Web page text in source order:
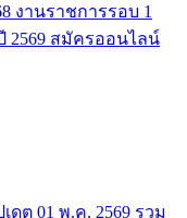
งานราชการรอบ 1
2569 สมัครออนไลน์
ต 01 พ.ค. 2569 รวม